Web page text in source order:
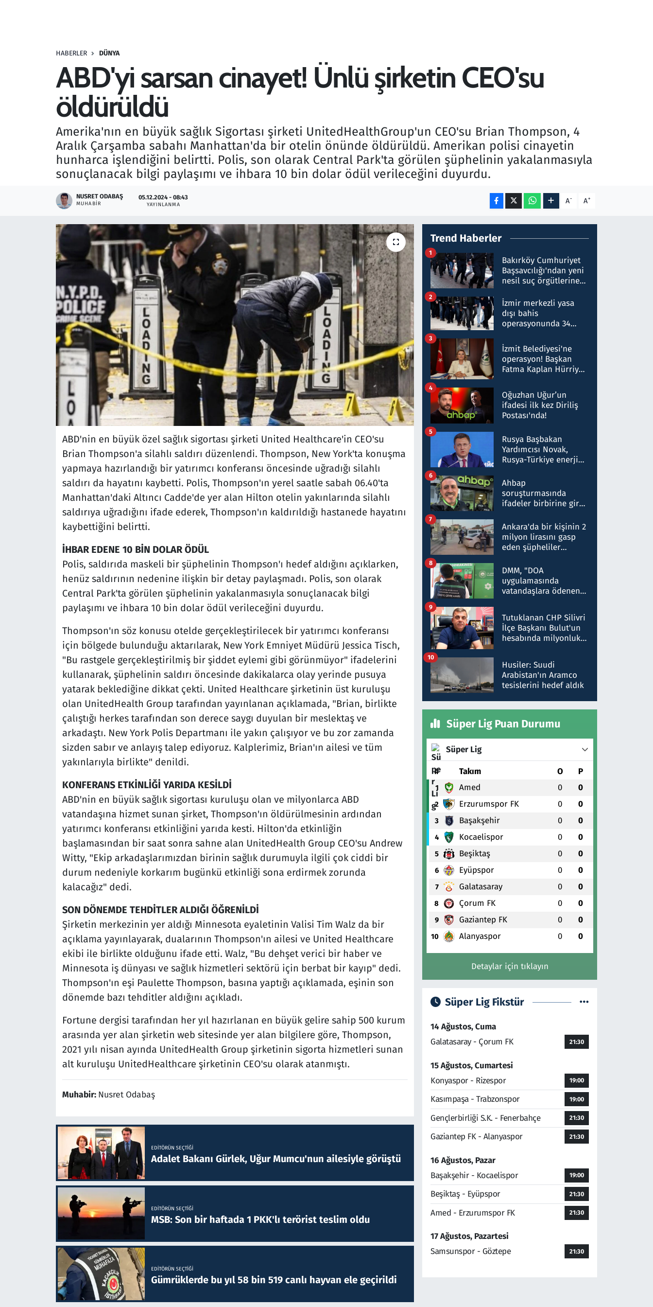
HABERLER DÜNYA
ABD'yi sarsan cinayet! Ünlü şirketin CEO'su
öldürüldü
Amerika'nın en büyük sağlık Sigortası şirketi UnitedHealthGroup'un CEO'su Brian Thompson, 4
Aralık Çarşamba sabahı Manhattan'da bir otelin önünde öldürüldü. Amerikan polisi cinayetin
hunharca işlendiğini belirtti. Polis, son olarak Central Park'ta görülen şüphelinin yakalanmasıyla
sonuçlanacak bilgi paylaşımı ve ihbara 10 bin dolar ödül verileceğini duyurdu.
NUSRET ODABAŞ
MUHABIR
05.12.2024 - 08:43
YAYINLANMA A- A+
ABD'nin en büyük özel sağlık sigortası şirketi United Healthcare'in CEO'su
Brian Thompson'a silahlı saldırı düzenlendi. Thompson, New York'ta konuşma
yapmaya hazırlandığı bir yatırımcı konferansı öncesinde uğradığı silahlı
saldırı da hayatını kaybetti. Polis, Thompson'ın yerel saatle sabah 06.40'ta
Manhattan'daki Altıncı Cadde'de yer alan Hilton otelin yakınlarında silahlı
saldırıya uğradığını ifade ederek, Thompson'ın kaldırıldığı hastanede hayatını
kaybettiğini belirtti.
İHBAR EDENE 10 BİN DOLAR ÖDÜL
Polis, saldırıda maskeli bir şüphelinin Thompson'ı hedef aldığını açıklarken,
henüz saldırının nedenine ilişkin bir detay paylaşmadı. Polis, son olarak
Central Park'ta görülen şüphelinin yakalanmasıyla sonuçlanacak bilgi
paylaşımı ve ihbara 10 bin dolar ödül verileceğini duyurdu.
Thompson'ın söz konusu otelde gerçekleştirilecek bir yatırımcı konferansı
için bölgede bulunduğu aktarılarak, New York Emniyet Müdürü Jessica Tisch,
"Bu rastgele gerçekleştirilmiş bir şiddet eylemi gibi görünmüyor" ifadelerini
kullanarak, şüphelinin saldırı öncesinde dakikalarca olay yerinde pusuya
yatarak beklediğine dikkat çekti. United Healthcare şirketinin üst kuruluşu
olan UnitedHealth Group tarafından yayınlanan açıklamada, "Brian, birlikte
çalıştığı herkes tarafından son derece saygı duyulan bir meslektaş ve
arkadaştı. New York Polis Departmanı ile yakın çalışıyor ve bu zor zamanda
sizden sabır ve anlayış talep ediyoruz. Kalplerimiz, Brian'ın ailesi ve tüm
yakınlarıyla birlikte" denildi.
KONFERANS ETKİNLİĞİ YARIDA KESİLDİ
ABD'nin en büyük sağlık sigortası kuruluşu olan ve milyonlarca ABD
vatandaşına hizmet sunan şirket, Thompson'ın öldürülmesinin ardından
yatırımcı konferansı etkinliğini yarıda kesti. Hilton'da etkinliğin
başlamasından bir saat sonra sahne alan UnitedHealth Group CEO'su Andrew
Witty, "Ekip arkadaşlarımızdan birinin sağlık durumuyla ilgili çok ciddi bir
durum nedeniyle korkarım bugünkü etkinliği sona erdirmek zorunda
kalacağız" dedi.
SON DÖNEMDE TEHDİTLER ALDIĞI ÖĞRENİLDİ
Şirketin merkezinin yer aldığı Minnesota eyaletinin Valisi Tim Walz da bir
açıklama yayınlayarak, dualarının Thompson'ın ailesi ve United Healthcare
ekibi ile birlikte olduğunu ifade etti. Walz, "Bu dehşet verici bir haber ve
Minnesota iş dünyası ve sağlık hizmetleri sektörü için berbat bir kayıp" dedi.
Thompson'ın eşi Paulette Thompson, basına yaptığı açıklamada, eşinin son
dönemde bazı tehditler aldığını açıkladı.
Fortune dergisi tarafından her yıl hazırlanan en büyük gelire sahip 500 kurum
arasında yer alan şirketin web sitesinde yer alan bilgilere göre, Thompson,
2021 yılı nisan ayında UnitedHealth Group şirketinin sigorta hizmetleri sunan
alt kuruluşu UnitedHealthcare şirketinin CEO'su olarak atanmıştı.
Muhabir: Nusret Odabaş
EDITÖRÜN SEÇTIĞI
Adalet Bakanı Gürlek, Uğur Mumcu'nun ailesiyle görüştü
EDITÖRÜN SEÇTIĞI
MSB: Son bir haftada 1 PKK'lı terörist teslim oldu
EDITÖRÜN SEÇTIĞI
Gümrüklerde bu yıl 58 bin 519 canlı hayvan ele geçirildi
Trend Haberler
Bakırköy Cumhuriyet
Başsavcılığı'ndan yeni
nesil suç örgütlerine
hakkında gözaltı kararı
1
İzmir merkezli yasa
dışı bahis
operasyonunda 34
Milyar liralık para
trafiği tespit edildi
2
İzmit Belediyesi'ne
operasyon! Başkan
Fatma Kaplan Hürriyet
3
Oğuzhan Uğur’un
ifadesi ilk kez Diriliş
Postası'nda!
4
Rusya Başbakan
Yardımcısı Novak,
Rusya-Türkiye enerji
nitelikte olduğunu
belirtti
5
Ahbap
soruşturmasında
ifadeler birbirine girdi:
ifadelerinden ortaya
çıkan tablo şok etti
6
Ankara'da bir kişinin 2
milyon lirasını gasp
eden şüpheliler
7
DMM, "DOA
uygulamasında
vatandaşlara ödenen
düşürüldüğü" iddiasını
yalanladı
8
Tutuklanan CHP Silivri
İlçe Başkanı Bulut'un
hesabında milyonluk
talimat verdi, ben
gönderdim
9
Husiler: Suudi
Arabistan'ın Aramco
tesislerini hedef aldık
10
Süper Lig Puan Durumu
Süper Lig
# Takım O P
1 Amed 0 0
2 Erzurumspor FK 0 0
3 Başakşehir 0 0
4 Kocaelispor 0 0
5 Beşiktaş 0 0
6 Eyüpspor 0 0
7 Galatasaray 0 0
8 Çorum FK 0 0
9 Gaziantep FK 0 0
10 Alanyaspor 0 0
Detaylar için tıklayın
Süper Lig Fikstür
14 Ağustos, Cuma
Galatasaray - Çorum FK
21:30
15 Ağustos, Cumartesi
Konyaspor - Rizespor
19:00
Kasımpaşa - Trabzonspor 19:00
Gençlerbirliği S.K. - Fenerbahçe 21:30
Gaziantep FK - Alanyaspor 21:30
16 Ağustos, Pazar
Başakşehir - Kocaelispor
19:00
Beşiktaş - Eyüpspor 21:30
Amed - Erzurumspor FK 21:30
17 Ağustos, Pazartesi
Samsunspor - Göztepe
21:30
Savunma Sanayi
Teknoloji ve Bilim
Televizyon